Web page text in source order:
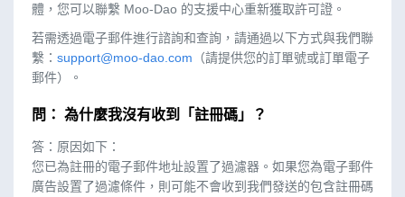
體，您可以聯繫 Moo-Dao 的支援中心重新獲取許可證。
若需透過電子郵件進行諮詢和查詢，請通過以下方式與我們聯
繫： support@moo-dao.com （請提供您的訂單號或訂單電子
郵件）。
問： 為什麼我沒有收到「註冊碼」？
答：原因如下：
您已為註冊的電子郵件地址設置了過濾器。如果您為電子郵件
廣告設置了過濾條件，則可能不會收到我們發送的包含註冊碼